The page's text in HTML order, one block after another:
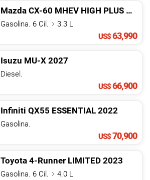
Mazda CX-60 MHEV HIGH PLUS 2025
Gasolina. 6 Cil.
3.3 L
US$63,990
Isuzu MU-X 2027
Diesel.
US$66,900
Infiniti QX55 ESSENTIAL 2022
Gasolina.
US$70,900
Toyota 4-Runner LIMITED 2023
Gasolina. 6 Cil.
4.0 L